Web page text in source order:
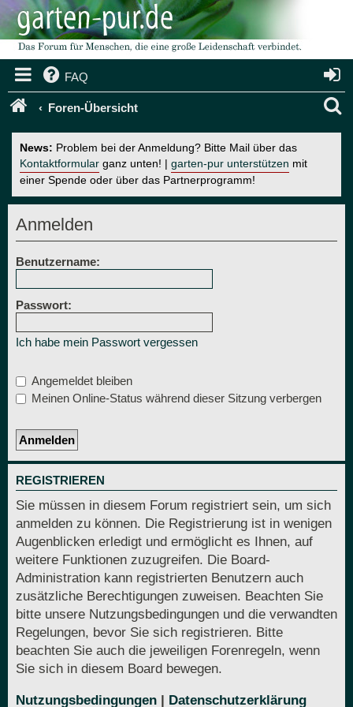
FAQ
Foren-Übersicht
News: Problem bei der Anmeldung? Bitte Mail über das
Kontaktformular ganz unten! | garten-pur unterstützen mit
einer Spende oder über das Partnerprogramm!
Anmelden
Benutzername:
Passwort:
Ich habe mein Passwort vergessen
Angemeldet bleiben
Meinen Online-Status während dieser Sitzung verbergen
REGISTRIEREN
Sie müssen in diesem Forum registriert sein, um sich
anmelden zu können. Die Registrierung ist in wenigen
Augenblicken erledigt und ermöglicht es Ihnen, auf
weitere Funktionen zuzugreifen. Die Board-
Administration kann registrierten Benutzern auch
zusätzliche Berechtigungen zuweisen. Beachten Sie
bitte unsere Nutzungsbedingungen und die verwandten
Regelungen, bevor Sie sich registrieren. Bitte
beachten Sie auch die jeweiligen Forenregeln, wenn
Sie sich in diesem Board bewegen.
Nutzungsbedingungen | Datenschutzerklärung